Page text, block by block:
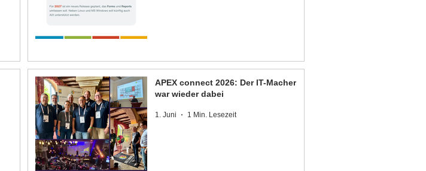
APEX connect 2026: Der IT-Macher
war wieder dabei
1. Juni 1 Min. Lesezeit